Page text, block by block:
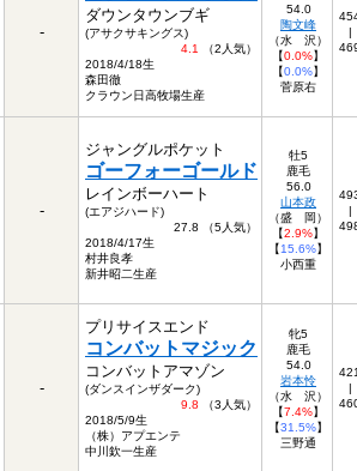
-
ダウンタウンブギ
(アサクサキングス)
4.1
（2人気）
2018/4/18生
森田徹
クラウン日高牧場生産
54.0
陶文峰
（水 沢）
【0.0%】
【0.0%】
菅原右
|
-
ジャングルポケット
ゴーフォーゴールド
レインボーハート
(エアジハード)
27.8 （5人気）
2018/4/17生
村井良孝
新井昭二生産
牡5
鹿毛
56.0
山本政
（盛 岡）
【2.9%】
【15.6%】
小西重
|
-
プリサイスエンド
コンバットマジック
コンバットアマゾン
(ダンスインザダーク)
9.8 （3人気）
2018/5/9生
（株）アプエンテ
中川欽一生産
牝5
鹿毛
54.0
岩本怜
（水 沢）
【7.4%】
【31.5%】
三野通
421
|